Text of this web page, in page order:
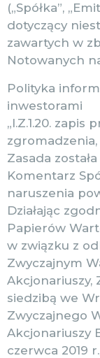
(„Spółka”,
dotyczący
zawartych w
Notowanych
Polityka
inwestorami
„I.Z.1.20.
Zasada
Komentarz
naruszenia
Działając
Papierów
w związku z
Zwyczajnym
Akcjonariuszy,
siedzibą we
Zwyczajnego
Akcjonariuszy
czerwca 2019